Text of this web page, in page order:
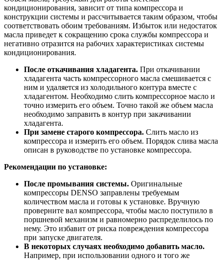
кондиционирования, зависит от типа компрессора и
конструкции системы и рассчитывается таким образом, чтобы
соответствовать обоим требованиям. Избыток или недостаток
масла приведет к сокращению срока службы компрессора и
негативно отразится на рабочих характеристиках системы
кондиционирования.
После откачивания хладагента. При откачивании
хладагента часть компрессорного масла смешивается с
ним и удаляется из холодильного контура вместе с
хладагентом. Необходимо слить компрессорное масло и
точно измерить его объем. Точно такой же объем масла
необходимо заправить в контур при закачивании
хладагента.
При замене старого компрессора. Слить масло из
компрессора и измерить его объем. Порядок слива масла
описан в руководстве по установке компрессора.
Рекомендации по установке:
После промывания системы. Оригинальные
компрессоры DENSO заправлены требуемым
количеством масла и готовы к установке. Вручную
проверните вал компрессора, чтобы масло поступило в
поршневой механизм и равномерно распределилось по
нему. Это избавит от риска повреждения компрессора
при запуске двигателя.
В некоторых случаях необходимо добавить масло.
Например, при использовании одного и того же